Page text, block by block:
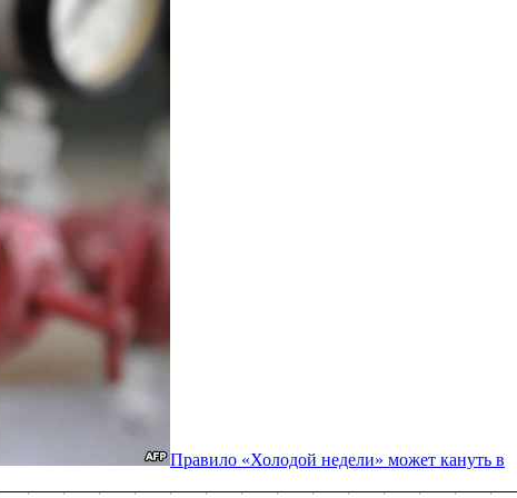
Правило «Холодой недели» может кануть в